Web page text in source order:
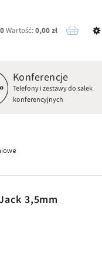
0Wartość:0,00 zł
Konferencje
Telefony i zestawy do salek
konferencyjnych
3,5mm